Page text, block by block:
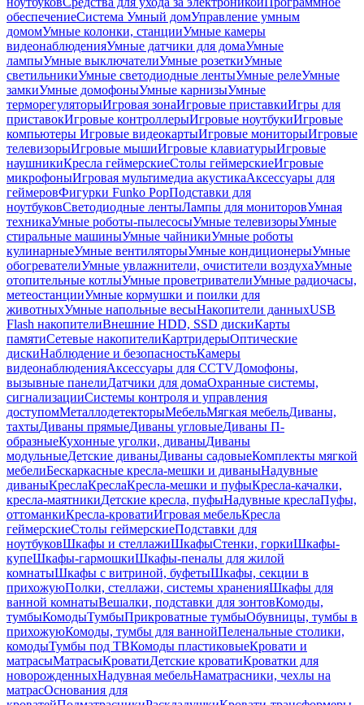
обеспечениеСистема Умный домУправление умным
домомУмные колонки, станцииУмные камеры
видеонаблюденияУмные датчики для домаУмные
лампыУмные выключателиУмные розеткиУмные
светильникиУмные светодиодные лентыУмные релеУмные
замкиУмные домофоныУмные карнизыУмные
терморегуляторыИгровая зонаИгровые приставкиИгры для
приставокИгровые контроллерыИгровые ноутбукиИгровые
компьютеры Игровые видеокартыИгровые мониторыИгровые
телевизорыИгровые мышиИгровые клавиатурыИгровые
наушникиКресла геймерскиеСтолы геймерскиеИгровые
микрофоныИгровая мультимедиа акустикаАксессуары для
геймеровФигурки Funko PopПодставки для
ноутбуковСветодиодные лентыЛампы для мониторовУмная
техникаУмные роботы-пылесосыУмные телевизорыУмные
стиральные машиныУмные чайникиУмные роботы
кулинарныеУмные вентиляторыУмные кондиционерыУмные
обогревателиУмные увлажнители, очистители воздухаУмные
отопительные котлыУмные проветривателиУмные радиочасы,
метеостанцииУмные кормушки и поилки для
животныхУмные напольные весыНакопители данныхUSB
Flash накопителиВнешние HDD, SSD дискиКарты
памятиСетевые накопителиКартридерыОптические
дискиНаблюдение и безопасностьКамеры
видеонаблюденияАксессуары для CCTVДомофоны,
вызывные панелиДатчики для домаОхранные системы,
сигнализацииСистемы контроля и управления
доступомМеталлодетекторыМебельМягкая мебельДиваны,
тахтыДиваны прямыеДиваны угловыеДиваны П-
образныеКухонные уголки, диваныДиваны
модульныеДетские диваныДиваны садовыеКомплекты мягкой
мебелиБескаркасные кресла-мешки и диваныНадувные
диваныКреслаКреслаКресла-мешки и пуфыКресла-качалки,
кресла-маятникиДетские кресла, пуфыНадувные креслаПуфы,
оттоманкиКресла-кроватиИгровая мебельКресла
геймерскиеСтолы геймерскиеПодставки для
ноутбуковШкафы и стеллажиШкафыСтенки, горкиШкафы-
купеШкафы-гармошкиШкафы-пеналы для жилой
комнатыШкафы с витриной, буфетыШкафы, секции в
прихожуюПолки, стеллажи, системы храненияШкафы для
ванной комнатыВешалки, подставки для зонтовКомоды,
тумбыКомодыТумбыПрикроватные тумбыОбувницы, тумбы в
прихожуюКомоды, тумбы для ваннойПеленальные столики,
комодыТумбы под ТВКомоды пластиковыеКровати и
матрасыМатрасыКроватиДетские кроватиКроватки для
новорожденныхНадувная мебельНаматрасники, чехлы на
матрасОснования для